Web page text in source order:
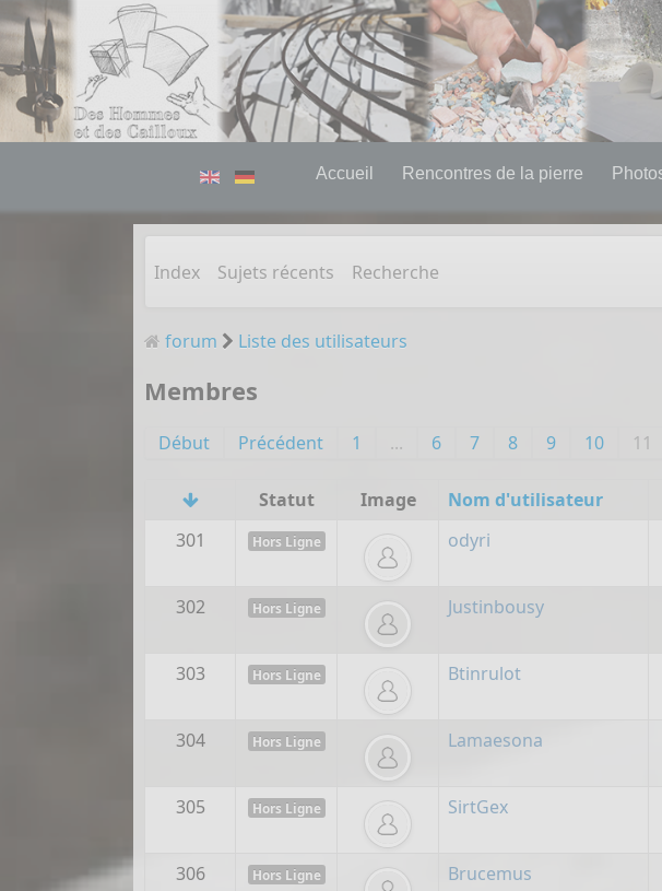
Accueil Rencontres de la pierre
Index Sujets récents Recherche
forum Liste des utilisateurs
Membres
Début Précédent 1 ... 6 7 8 9 10 11
Statut Image Nom d'utilisateur
301
Hors Ligne odyri
302 Hors Ligne Justinbousy
303 Hors Ligne Btinrulot
304 Hors Ligne Lamaesona
305 Hors Ligne SirtGex
306 Hors Ligne Brucemus